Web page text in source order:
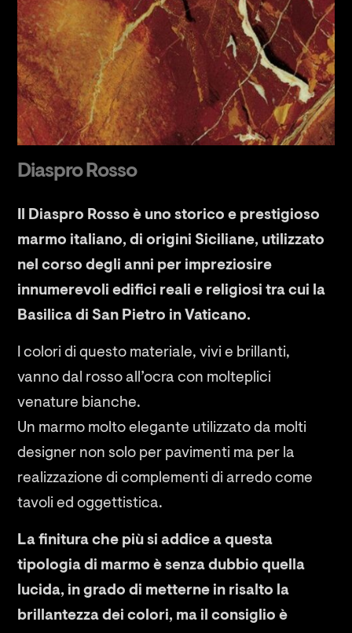
Diaspro Rosso
Il Diaspro Rosso è uno storico e prestigioso
marmo italiano, di origini Siciliane, utilizzato
nel corso degli anni per impreziosire
innumerevoli edifici reali e religiosi tra cui la
Basilica di San Pietro in Vaticano.
I colori di questo materiale, vivi e brillanti,
vanno dal rosso all’ocra con molteplici
venature bianche.
Un marmo molto elegante utilizzato da molti
designer non solo per pavimenti ma per la
realizzazione di complementi di arredo come
tavoli ed oggettistica.
La finitura che più si addice a questa
tipologia di marmo è senza dubbio quella
lucida, in grado di metterne in risalto la
brillantezza dei colori, ma il consiglio è